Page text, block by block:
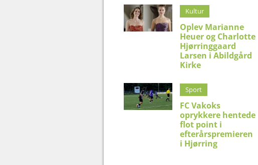
Kultur
Oplev Marianne
Heuer og Charlotte
Hjørringgaard
Larsen i Abildgård
Kirke
Sport
FC Vakoks
oprykkere hentede
flot point i
efterårspremieren
i Hjørring